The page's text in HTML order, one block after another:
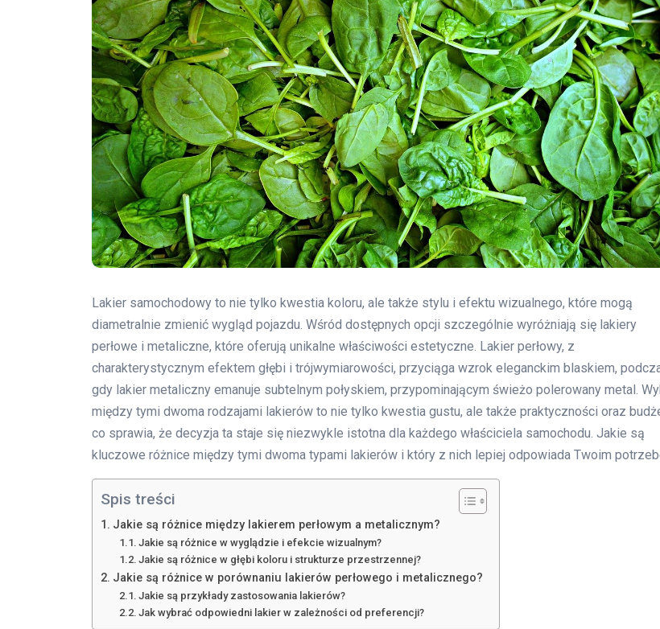
Lakier samochodowy to nie tylko kwestia koloru, ale także stylu i efektu wizualnego, które mogą
diametralnie zmienić wygląd pojazdu. Wśród dostępnych opcji szczególnie wyróżniają się lakiery
perłowe i metaliczne, które oferują unikalne właściwości estetyczne. Lakier perłowy, z
charakterystycznym efektem głębi i trójwymiarowości, przyciąga wzrok eleganckim blaskiem,
gdy lakier metaliczny emanuje subtelnym połyskiem, przypominającym świeżo polerowany metal.
między tymi dwoma rodzajami lakierów to nie tylko kwestia gustu, ale także praktyczności oraz
co sprawia, że decyzja ta staje się niezwykle istotna dla każdego właściciela samochodu. Jakie są
kluczowe różnice między tymi dwoma typami lakierów i który z nich lepiej odpowiada Twoim
Spis treści
Jakie są różnice między lakierem perłowym a metalicznym?
Jakie są różnice w wyglądzie i efekcie wizualnym?
Jakie są różnice w głębi koloru i strukturze przestrzennej?
Jakie są różnice w porównaniu lakierów perłowego i metalicznego?
Jakie są przykłady zastosowania lakierów?
Jak wybrać odpowiedni lakier w zależności od preferencji?